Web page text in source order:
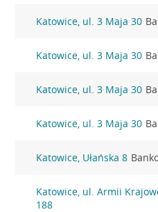
Katowice, ul. 3 Maja 30
Katowice, ul. 3 Maja 30
Katowice, ul. 3 Maja 30
Katowice, ul. 3 Maja 30
Katowice, Ułańska 8
Katowice, ul. Armii
188